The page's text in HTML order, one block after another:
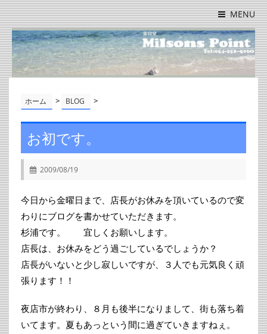
MENU
ホーム > BLOG >
お初です。
2009/08/19
今日から金曜日まで、店長がお休みを頂いているので変
わりにブログを書かせていただきます。
杉浦です。 宜しくお願いします。
店長は、お休みをどう過ごしているでしょうか？
店長がいないと少し寂しいですが、３人でも元気良く頑
張ります！！
夜店市が終わり、８月も後半になりまして、街も落ち着
いてます。夏もあっという間に過ぎていきますねぇ。